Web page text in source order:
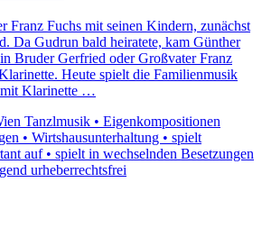
Franz Fuchs mit seinen Kindern, zunächst
Da Gudrun bald heiratete, kam Günther
Bruder Gerfried oder Großvater Franz
Heute spielt die Familienmusik
mit Klarinette …
Tanzlmusik • Eigenkompositionen
• Wirtshausunterhaltung • spielt
auf • spielt in wechselnden Besetzungen
urheberrechtsfrei